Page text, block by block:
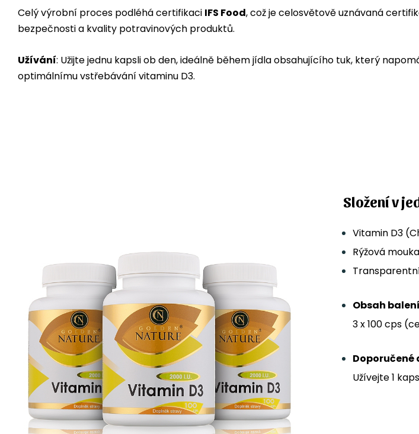
Celý výrobní proces podléhá certifikaci IFS Food, což je celosvětově uznávaná
bezpečnosti a kvality potravinových produktů.
Užívání: Užijte jednu kapsli ob den, ideálně během jídla obsahujícího tuk, který
optimálnímu vstřebávání vitaminu D3.
Složení v
Vitamin D3
Rýžová
Obsah
3 x 100 cps
Užívejte 1